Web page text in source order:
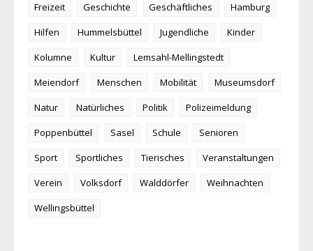
Freizeit
Geschichte Geschäftliches
Hamburg
Hilfen
Hummelsbüttel Jugendliche
Kinder
Kolumne
Kultur
Lemsahl-Mellingstedt
Meiendorf
Menschen Mobilität
Museumsdorf
Natur
Natürliches Politik
Polizeimeldung
Poppenbüttel
Sasel Schule
Senioren
Sport
Sportliches Tierisches
Veranstaltungen
Verein
Volksdorf Walddörfer
Weihnachten
Wellingsbüttel